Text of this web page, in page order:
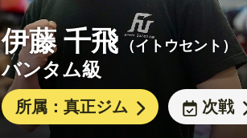
伊藤 千飛 （イトウセント）
バンタム級
所属：真正ジム 次戦